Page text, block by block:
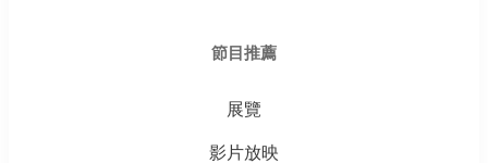
節目推薦
展覽
影片放映